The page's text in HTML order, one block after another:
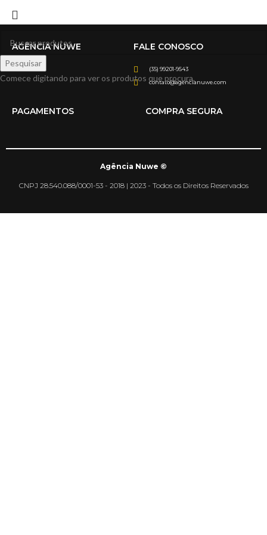
AGÊNCIA NUWE FALE CONOSCO
(35) 99201-9543
contato@agencianuwe.com
PAGAMENTOS COMPRA SEGURA
Agência Nuwe ©
CNPJ 28.540.088/0001-53 - 2018 | 2023 - Todos os Direitos Reservados
Pesquisar
Comece digitando para ver os produtos que procura.